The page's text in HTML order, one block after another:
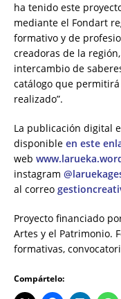
ha tenido este
mediante el Fondart
formativo y de
creadoras de la
intercambio de
catálogo que
realizado”.
La publicación digital
disponible en este
web
instagram
al correo
Proyecto financiado
Artes y el Patrimonio.
formativas,
Compártelo: